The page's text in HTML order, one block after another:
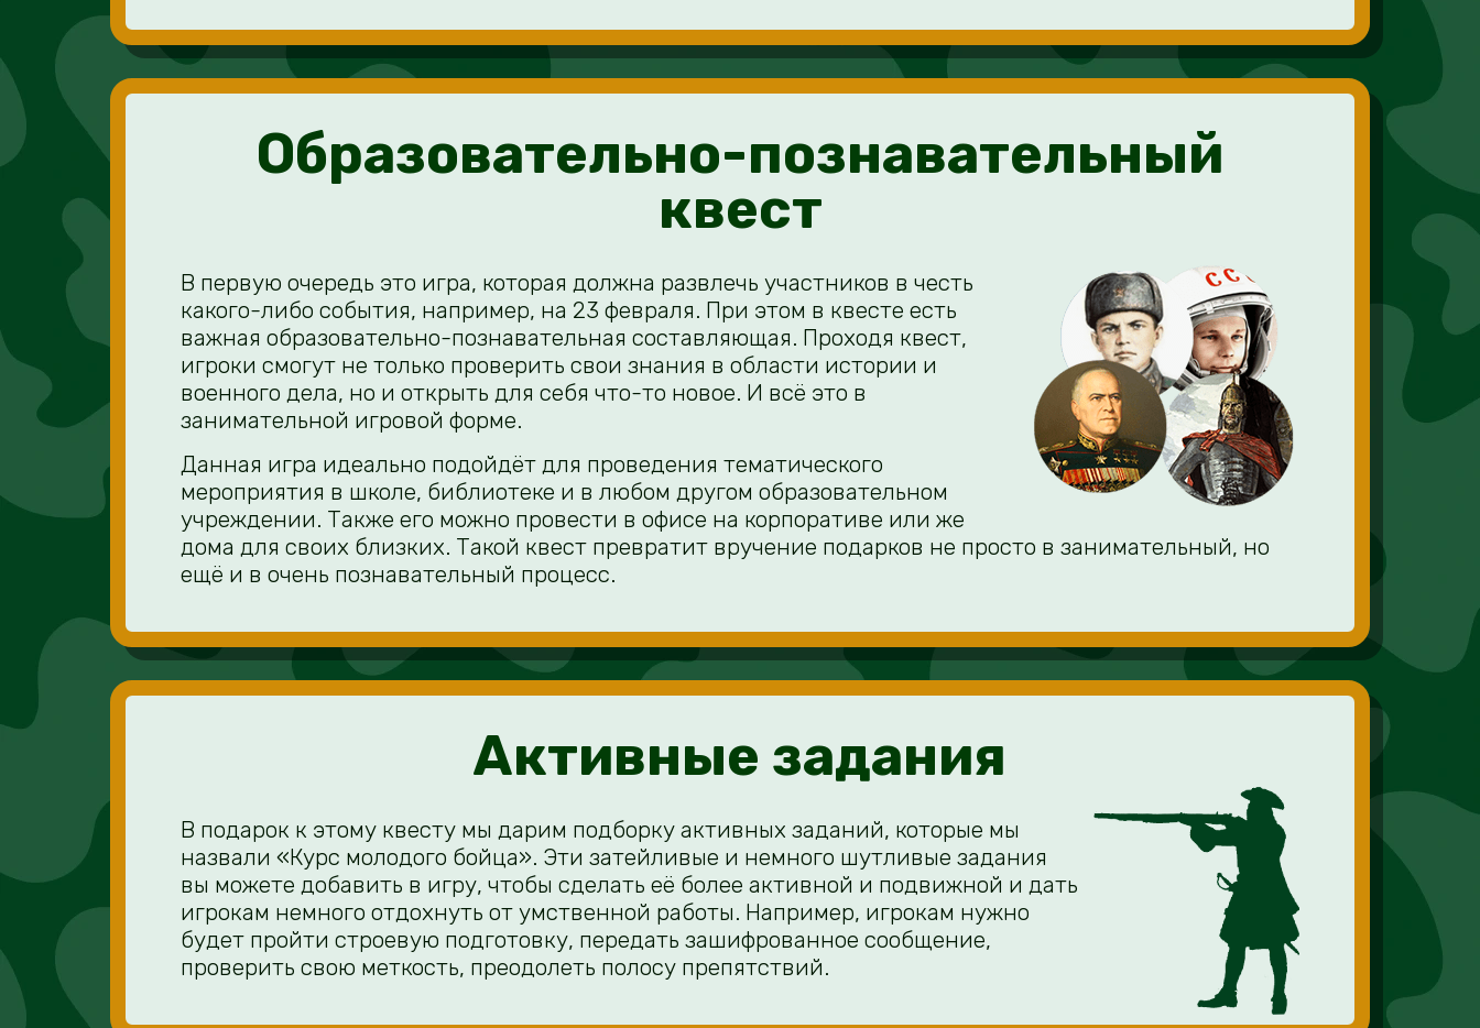
Образовательно-познавательный
квест
В первую очередь это игра, которая должна развлечь участников в честь
какого-либо события, например, на 23 февраля. При этом в квесте есть
важная образовательно-познавательная составляющая. Проходя квест,
игроки смогут не только проверить свои знания в области истории и
военного дела, но и открыть для себя что-то новое. И всё это в
занимательной игровой форме.
Данная игра идеально подойдёт для проведения тематического
мероприятия в школе, библиотеке и в любом другом образовательном
учреждении. Также его можно провести в офисе на корпоративе или же
дома для своих близких. Такой квест превратит вручение подарков не просто в занимательный, но
ещё и в очень познавательный процесс.
Активные задания
В подарок к этому квесту мы дарим подборку активных заданий, которые мы
назвали «Курс молодого бойца». Эти затейливые и немного шутливые задания
вы можете добавить в игру, чтобы сделать её более активной и подвижной и дать
игрокам немного отдохнуть от умственной работы. Например, игрокам нужно
будет пройти строевую подготовку, передать зашифрованное сообщение,
проверить свою меткость, преодолеть полосу препятствий.